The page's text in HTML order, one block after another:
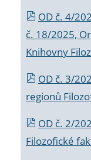
OD č. 4/
č. 18/2025,
Knihovny
OD č. 3/
regionů
OD č. 2/
Filozofické